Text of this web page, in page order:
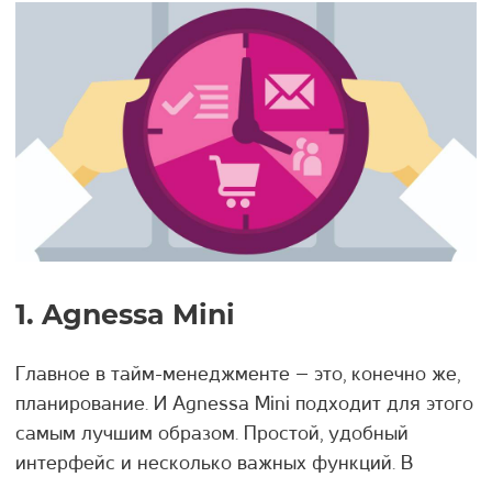
1. Agnessa Mini
Главное в тайм-менеджменте – это, конечно же,
планирование. И Agnessa Mini подходит для этого
самым лучшим образом. Простой, удобный
интерфейс и несколько важных функций. В